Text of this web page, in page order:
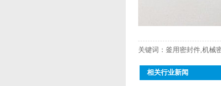
关键词：釜用密封件,机械
相关行业新闻